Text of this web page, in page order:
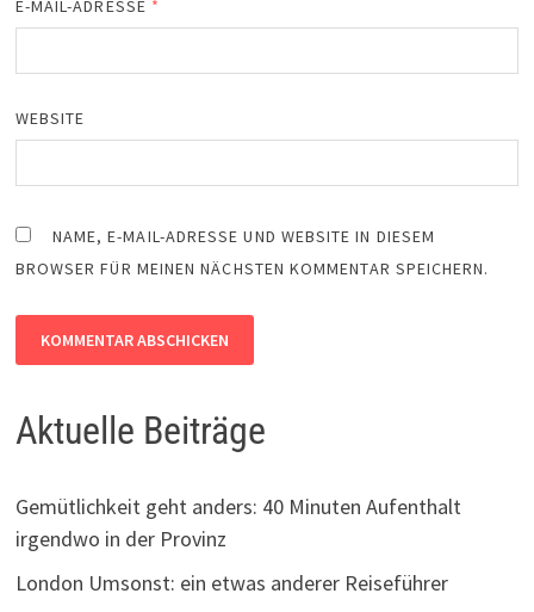
E-MAIL-ADRESSE *
WEBSITE
NAME, E-MAIL-ADRESSE UND WEBSITE IN DIESEM
BROWSER FÜR MEINEN NÄCHSTEN KOMMENTAR SPEICHERN.
Aktuelle Beiträge
Gemütlichkeit geht anders: 40 Minuten Aufenthalt
irgendwo in der Provinz
London Umsonst: ein etwas anderer Reiseführer